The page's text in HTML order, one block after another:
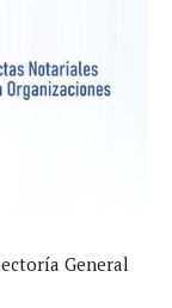
General